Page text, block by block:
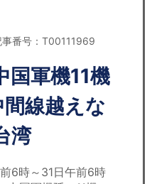
番号：T00111969
国軍機11機
線越えな
湾
6時～31日午前6時